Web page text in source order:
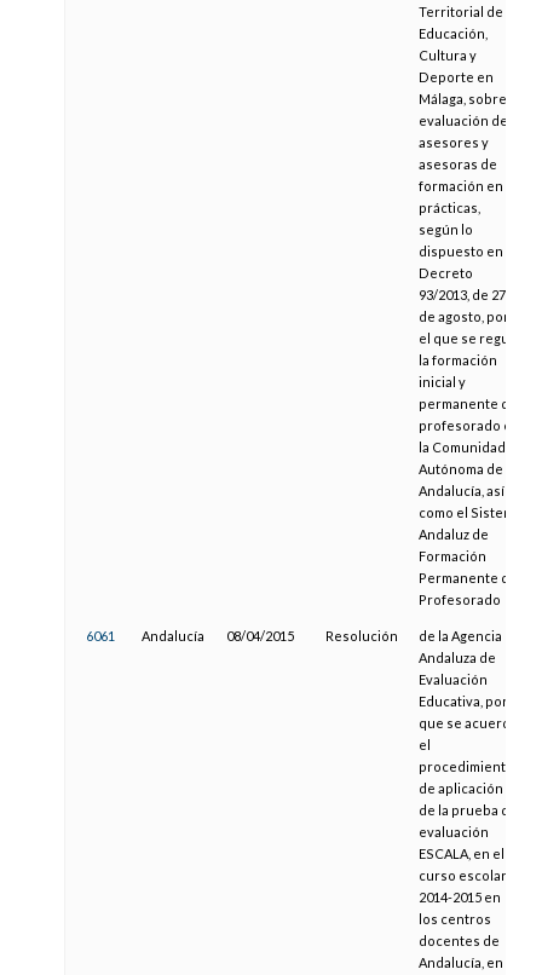
Territorial de
Educación,
Cultura y
Deporte en
Málaga, sobre
evaluación de
asesores y
asesoras de
formación en
prácticas,
según lo
dispuesto en el
Decreto
93/2013, de 27
de agosto, por
el que se regula
la formación
inicial y
permanente del
profesorado en
la Comunidad
Autónoma de
Andalucía, así
como el Sistema
Andaluz de
Formación
Permanente del
Profesorado
6061 Andalucía 08/04/2015 Resolución
de la Agencia
Andaluza de
Evaluación
Educativa, por la
que se acuerda
el
procedimiento
de aplicación
de la prueba de
evaluación
ESCALA, en el
curso escolar
2014-2015 en
los centros
docentes de
Andalucía, en